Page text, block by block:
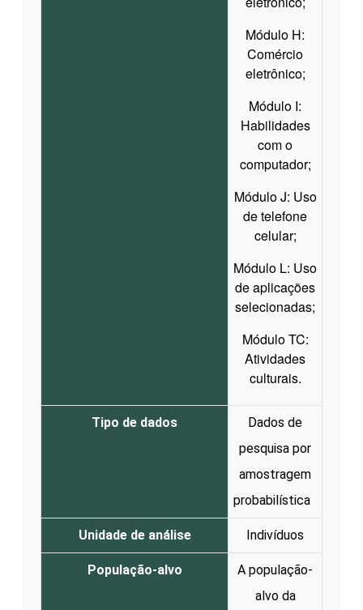
Módulo H:
Comércio
eletrônico;
Módulo I:
Habilidades
com o
computador;
Módulo J: Uso
de telefone
celular;
Módulo L: Uso
de aplicações
selecionadas;
Módulo TC:
Atividades
culturais.
Tipo de dados
Dados de
pesquisa por
amostragem
probabilística
Unidade de análise Indivíduos
População-alvo
A população-
alvo da